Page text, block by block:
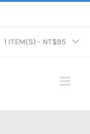
1 ITEM(S) - NT$95